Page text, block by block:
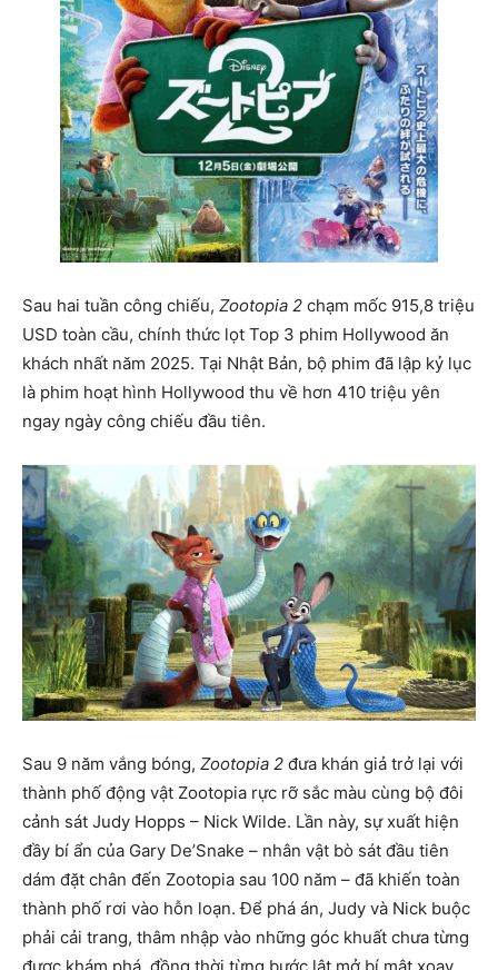
Sau hai tuần công chiếu, Zootopia 2 chạm mốc 915,8 triệu
USD toàn cầu, chính thức lọt Top 3 phim Hollywood ăn
khách nhất năm 2025. Tại Nhật Bản, bộ phim đã lập kỷ lục
là phim hoạt hình Hollywood thu về hơn 410 triệu yên
ngay ngày công chiếu đầu tiên.
Sau 9 năm vắng bóng, Zootopia 2 đưa khán giả trở lại với
thành phố động vật Zootopia rực rỡ sắc màu cùng bộ đôi
cảnh sát Judy Hopps – Nick Wilde. Lần này, sự xuất hiện
đầy bí ẩn của Gary De’Snake – nhân vật bò sát đầu tiên
dám đặt chân đến Zootopia sau 100 năm – đã khiến toàn
thành phố rơi vào hỗn loạn. Để phá án, Judy và Nick buộc
phải cải trang, thâm nhập vào những góc khuất chưa từng